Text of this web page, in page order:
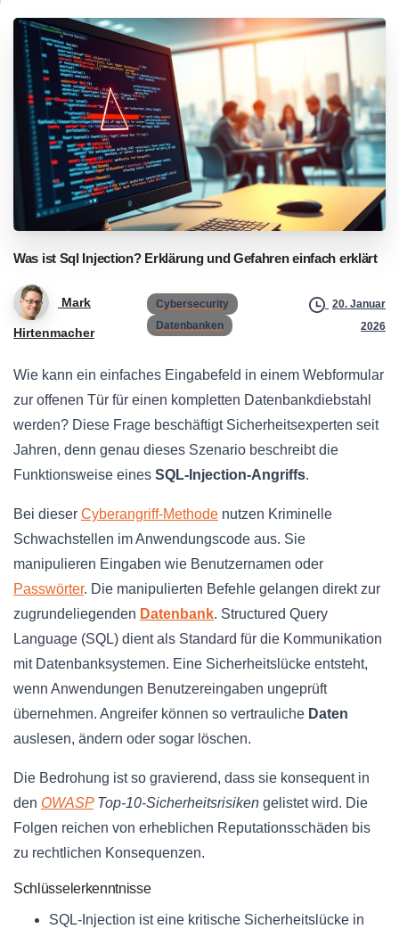
Was ist Sql Injection? Erklärung und Gefahren einfach erklärt
Mark
Hirtenmacher
Cybersecurity
Datenbanken
20. Januar
2026
Wie kann ein einfaches Eingabefeld in einem Webformular
zur offenen Tür für einen kompletten Datenbankdiebstahl
werden? Diese Frage beschäftigt Sicherheitsexperten seit
Jahren, denn genau dieses Szenario beschreibt die
Funktionsweise eines SQL-Injection-Angriffs.
Bei dieser Cyberangriff-Methode nutzen Kriminelle
Schwachstellen im Anwendungscode aus. Sie
manipulieren Eingaben wie Benutzernamen oder
Passwörter. Die manipulierten Befehle gelangen direkt zur
zugrundeliegenden Datenbank. Structured Query
Language (SQL) dient als Standard für die Kommunikation
mit Datenbanksystemen. Eine Sicherheitslücke entsteht,
wenn Anwendungen Benutzereingaben ungeprüft
übernehmen. Angreifer können so vertrauliche Daten
auslesen, ändern oder sogar löschen.
Die Bedrohung ist so gravierend, dass sie konsequent in
den OWASPTop-10-Sicherheitsrisiken gelistet wird. Die
Folgen reichen von erheblichen Reputationsschäden bis
zu rechtlichen Konsequenzen.
Schlüsselerkenntnisse
SQL-Injection ist eine kritische Sicherheitslücke in